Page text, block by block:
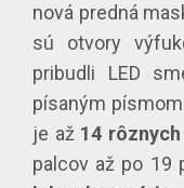
nová predná
sú otvory
pribudli LED
písaným
je až 14
palcov až po 19